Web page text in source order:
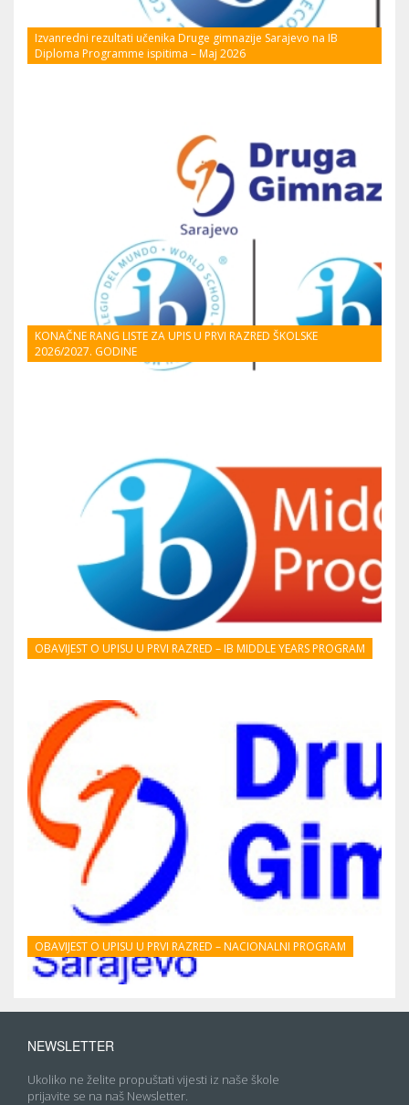
Izvanredni rezultati učenika Druge gimnazije Sarajevo na IB
Diploma Programme ispitima – Maj 2026
KONAČNE RANG LISTE ZA UPIS U PRVI RAZRED ŠKOLSKE
2026/2027. GODINE
OBAVIJEST O UPISU U PRVI RAZRED – IB MIDDLE YEARS PROGRAM
OBAVIJEST O UPISU U PRVI RAZRED – NACIONALNI PROGRAM
NEWSLETTER
Ukoliko ne želite propuštati vijesti iz naše škole
prijavite se na naš Newsletter.